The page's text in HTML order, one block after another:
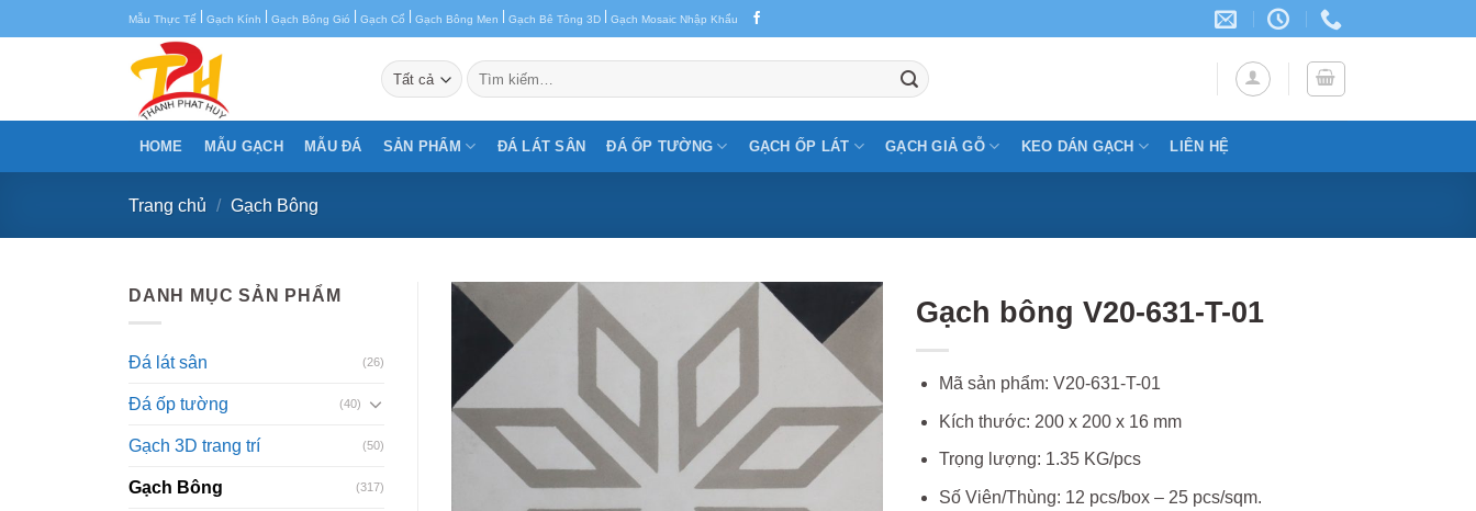
đến
Mẫu Thực Tế | Gạch Kính | Gạch Bông Gió | Gạch Cổ | Gạch Bông Men | Gạch Bê Tông 3D | Gạch Mosaic Nhập Khẩu
Tìm
kiếm:
HOME MẪU GẠCH MẪU ĐÁ SẢN PHẨM ĐÁ LÁT SÂN ĐÁ ỐP TƯỜNG GẠCH ỐP LÁT GẠCH GIẢ GỖ KEO DÁN GẠCH LIÊN HỆ
Trang chủ / Gạch Bông
DANH MỤC SẢN PHẨM
Đá lát sân (26)
Đá ốp tường (40)
Gạch 3D trang trí (50)
Gạch Bông (317)
Gạch bông V20-631-T-01
Mã sản phẩm: V20-631-T-01
Kích thước: 200 x 200 x 16 mm
Trọng lượng: 1.35 KG/pcs
Số Viên/Thùng: 12 pcs/box – 25 pcs/sqm.